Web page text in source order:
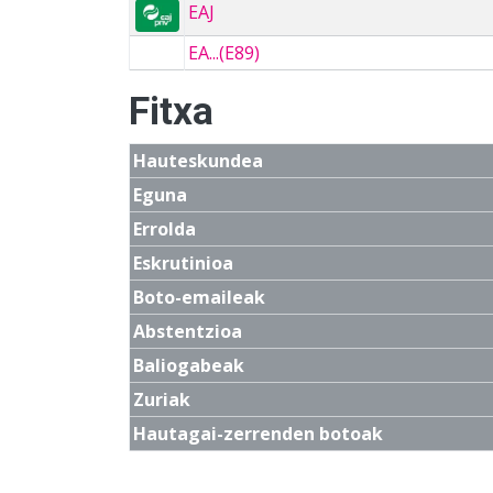
EAJ
EA...(E89)
Fitxa
Hauteskundea
Eguna
Errolda
Eskrutinioa
Boto-emaileak
Abstentzioa
Baliogabeak
Zuriak
Hautagai-zerrenden botoak